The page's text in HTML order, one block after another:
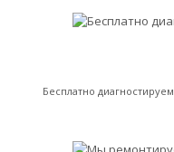
Бесплатно диагностируем